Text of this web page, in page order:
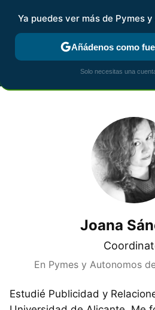
MENÚ
FISCALIDAD Y CONTABILIDAD
Joana
En Pymes y Autonomos
Estudié Publicidad y
Ya puedes ver más de Pymes
Añádenos como
Solo necesitas una